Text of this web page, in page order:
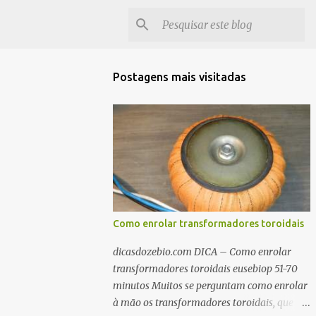
Postagens mais visitadas
Como enrolar transformadores toroidais
dicasdozebio.com DICA – Como enrolar
transformadores toroidais eusebiop 51-70
minutos Muitos se perguntam como enrolar
à mão os transformadores toroidais, que